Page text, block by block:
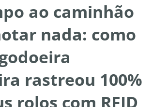
ao caminhão
nada: como
rastreou 100%
rolos com RFID